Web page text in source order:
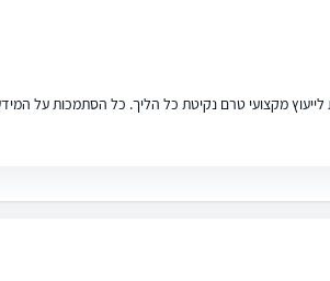
לייעוץ מקצועי טרם נקיטת כל הליך. כל הסתמכות על